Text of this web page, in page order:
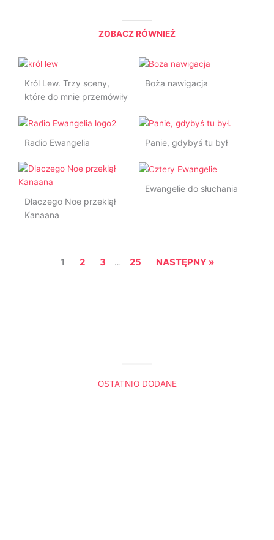
ZOBACZ RÓWNIEŻ
Król Lew. Trzy sceny,
które do mnie przemówiły
Boża nawigacja
Radio Ewangelia Panie, gdybyś tu był
Dlaczego Noe przeklął
Kanaana
Ewangelie do słuchania
1 2 3 … 25 NASTĘPNY »
OSTATNIO DODANE